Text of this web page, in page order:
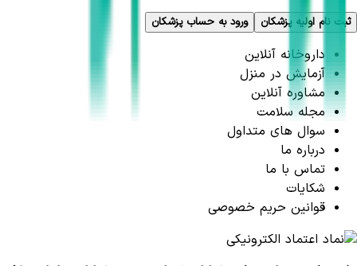
ثبت نام اولیه پزشکان ورود به حساب پزشکان
داروخانه آنلاین
آزمایش در منزل
مشاوره آنلاین
مجله سلامت
سوال های متداول
درباره ما
تماس با ما
شکایات
قوانین حریم خصوصی